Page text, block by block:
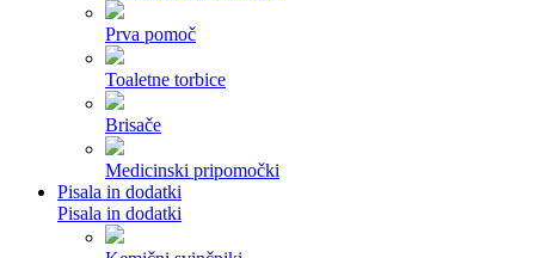
Prva pomoč
Toaletne torbice
Brisače
Medicinski pripomočki
Pisala in dodatki
Pisala in dodatki